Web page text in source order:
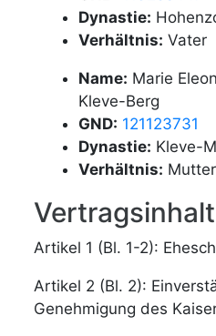
Dynastie:
Verhältnis: Vater
Name: Marie
Kleve-Berg
GND: 121123731
Dynastie: Kleve-
Verhältnis: Mutter
Vertragsinhalt
Artikel 1 (Bl. 1-2):
Artikel 2 (Bl. 2):
Genehmigung des